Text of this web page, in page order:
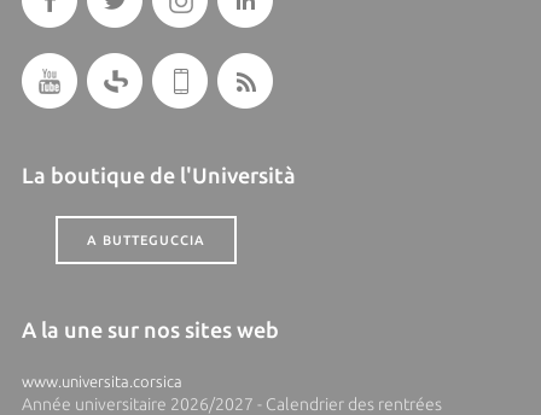
La boutique de l'Università
A BUTTEGUCCIA
A la une sur nos sites web
www.universita.corsica
Année universitaire 2026/2027 - Calendrier des rentrées